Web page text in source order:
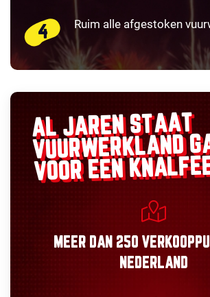
Ruim alle afgestoken
AL JAREN STAAT
VUURWERKLAND
VOOR EEN
MEER DAN 250
NEDERLAND